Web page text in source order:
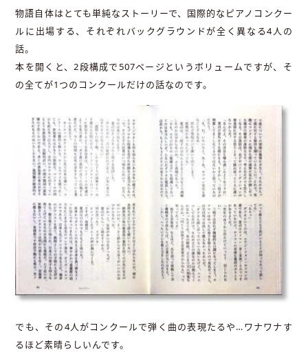
物語自体はとても単純なストーリーで、国際的なピアノコンクー
ルに出場する、それぞれバックグラウンドが全く異なる4人の
話。
本を開くと、2段構成で507ページというボリュームですが、そ
の全てが1つのコンクールだけの話なのです。
でも、その4人がコンクールで弾く曲の表現たるや…ワナワナす
るほど素晴らしいんです。